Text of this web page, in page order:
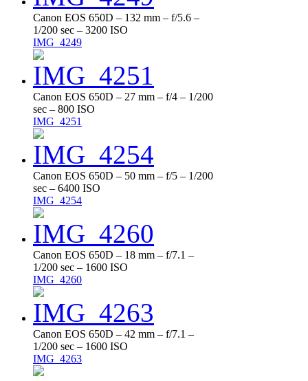
Canon EOS 650D – 132 mm – f/5.6 –
1/200 sec – 3200 ISO
IMG_4249
Canon EOS 650D – 27 mm – f/4 – 1/200
sec – 800 ISO
IMG_4251
Canon EOS 650D – 50 mm – f/5 – 1/200
sec – 6400 ISO
IMG_4254
Canon EOS 650D – 18 mm – f/7.1 –
1/200 sec – 1600 ISO
IMG_4260
Canon EOS 650D – 42 mm – f/7.1 –
1/200 sec – 1600 ISO
IMG_4263